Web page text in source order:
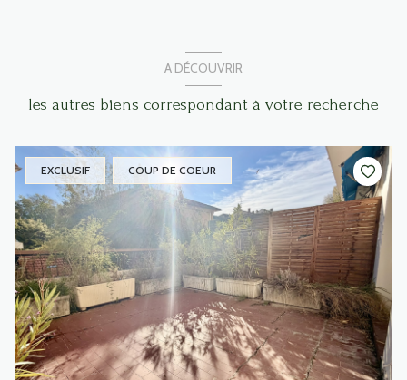
A DÉCOUVRIR
les autres biens correspondant à votre recherche
EXCLUSIF COUP DE COEUR